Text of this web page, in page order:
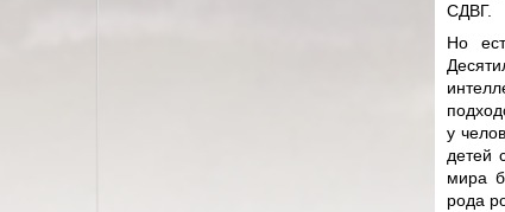
СДВГ.
Но
у
детей
мира
рода